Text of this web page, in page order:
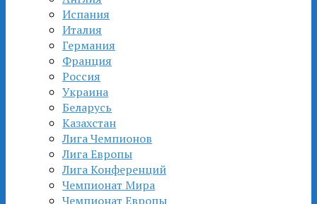
Испания
Италия
Германия
Франция
Россия
Украина
Беларусь
Казахстан
Лига Чемпионов
Лига Европы
Лига Конференций
Чемпионат Мира
Чемпионат Европы